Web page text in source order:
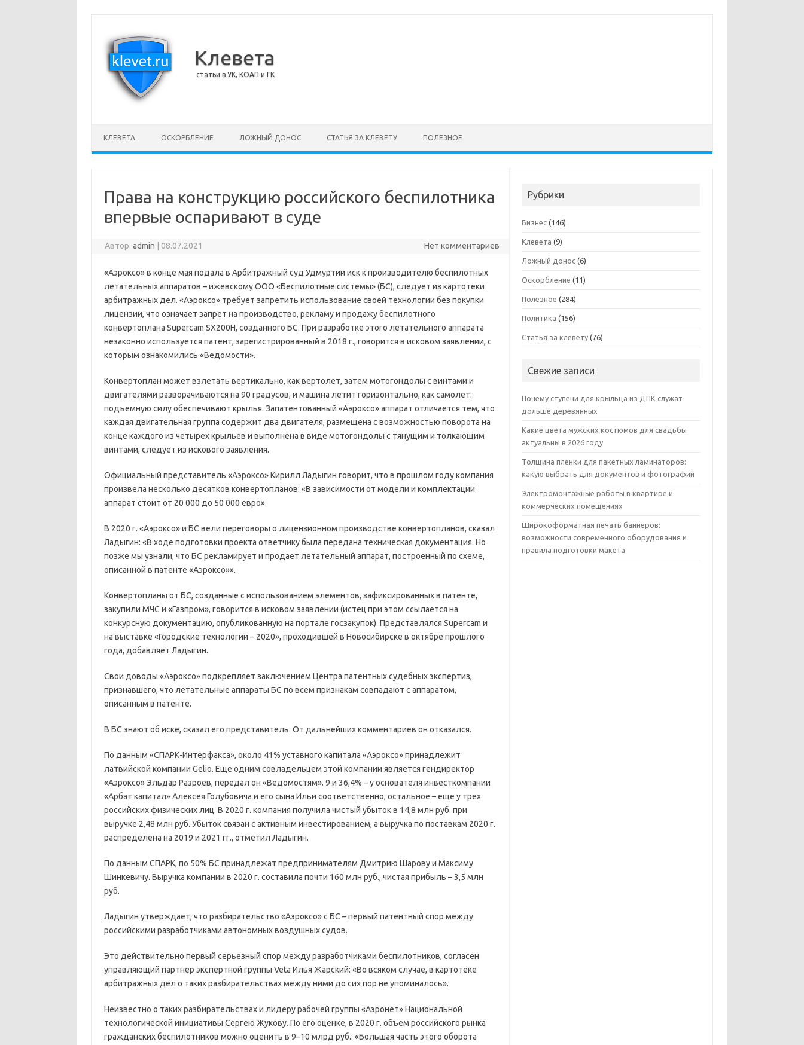
Клевета
статьи в УК, КОАП и ГК
КЛЕВЕТА ОСКОРБЛЕНИЕ ЛОЖНЫЙ ДОНОС СТАТЬЯ ЗА КЛЕВЕТУ ПОЛЕЗНОЕ
Права на конструкцию российского беспилотника
впервые оспаривают в суде
Автор:admin 08.07.2021 Нет комментариев
«Аэроксо» в конце мая подала в Арбитражный суд Удмуртии иск к производителю беспилотных
летательных аппаратов – ижевскому ООО «Беспилотные системы» (БС), следует из картотеки
арбитражных дел. «Аэроксо» требует запретить использование своей технологии без покупки
лицензии, что означает запрет на производство, рекламу и продажу беспилотного
конвертоплана Supercam SX200H, созданного БС. При разработке этого летательного аппарата
незаконно используется патент, зарегистрированный в 2018 г., говорится в исковом заявлении, с
которым ознакомились «Ведомости».
Конвертоплан может взлетать вертикально, как вертолет, затем мотогондолы с винтами и
двигателями разворачиваются на 90 градусов, и машина летит горизонтально, как самолет:
подъемную силу обеспечивают крылья. Запатентованный «Аэроксо» аппарат отличается тем, что
каждая двигательная группа содержит два двигателя, размещена с возможностью поворота на
конце каждого из четырех крыльев и выполнена в виде мотогондолы с тянущим и толкающим
винтами, следует из искового заявления.
Официальный представитель «Аэроксо» Кирилл Ладыгин говорит, что в прошлом году компания
произвела несколько десятков конвертопланов: «В зависимости от модели и комплектации
аппарат стоит от 20 000 до 50 000 евро».
В 2020 г. «Аэроксо» и БС вели переговоры о лицензионном производстве конвертопланов, сказал
Ладыгин: «В ходе подготовки проекта ответчику была передана техническая документация. Но
позже мы узнали, что БС рекламирует и продает летательный аппарат, построенный по схеме,
описанной в патенте «Аэроксо»».
Конвертопланы от БС, созданные с использованием элементов, зафиксированных в патенте,
закупили МЧС и «Газпром», говорится в исковом заявлении (истец при этом ссылается на
конкурсную документацию, опубликованную на портале госзакупок). Представлялся Supercam и
на выставке «Городские технологии – 2020», проходившей в Новосибирске в октябре прошлого
года, добавляет Ладыгин.
Свои доводы «Аэроксо» подкрепляет заключением Центра патентных судебных экспертиз,
признавшего, что летательные аппараты БС по всем признакам совпадают с аппаратом,
описанным в патенте.
В БС знают об иске, сказал его представитель. От дальнейших комментариев он отказался.
По данным «СПАРК-Интерфакса», около 41% уставного капитала «Аэроксо» принадлежит
латвийской компании Gelio. Еще одним совладельцем этой компании является гендиректор
«Аэроксо» Эльдар Разроев, передал он «Ведомостям». 9 и 36,4% – у основателя инвесткомпании
«Арбат капитал» Алексея Голубовича и его сына Ильи соответственно, остальное – еще у трех
российских физических лиц. В 2020 г. компания получила чистый убыток в 14,8 млн руб. при
выручке 2,48 млн руб. Убыток связан с активным инвестированием, а выручка по поставкам 2020 г.
распределена на 2019 и 2021 гг., отметил Ладыгин.
По данным СПАРК, по 50% БС принадлежат предпринимателям Дмитрию Шарову и Максиму
Шинкевичу. Выручка компании в 2020 г. составила почти 160 млн руб., чистая прибыль – 3,5 млн
руб.
Ладыгин утверждает, что разбирательство «Аэроксо» с БС – первый патентный спор между
российскими разработчиками автономных воздушных судов.
Это действительно первый серьезный спор между разработчиками беспилотников, согласен
управляющий партнер экспертной группы Veta Илья Жарский: «Во всяком случае, в картотеке
арбитражных дел о таких разбирательствах между ними до сих пор не упоминалось».
Неизвестно о таких разбирательствах и лидеру рабочей группы «Аэронет» Национальной
технологической инициативы Сергею Жукову. По его оценке, в 2020 г. объем российского рынка
гражданских беспилотников можно оценить в 9–10 млрд руб.: «Большая часть этого оборота
Рубрики
Бизнес (146)
Клевета (9)
Ложный донос (6)
Оскорбление (11)
Полезное (284)
Политика (156)
Статья за клевету (76)
Свежие записи
Почему ступени для крыльца из ДПК служат
дольше деревянных
Какие цвета мужских костюмов для свадьбы
актуальны в 2026 году
Толщина пленки для пакетных ламинаторов:
какую выбрать для документов и фотографий
Электромонтажные работы в квартире и
коммерческих помещениях
Широкоформатная печать баннеров:
возможности современного оборудования и
правила подготовки макета